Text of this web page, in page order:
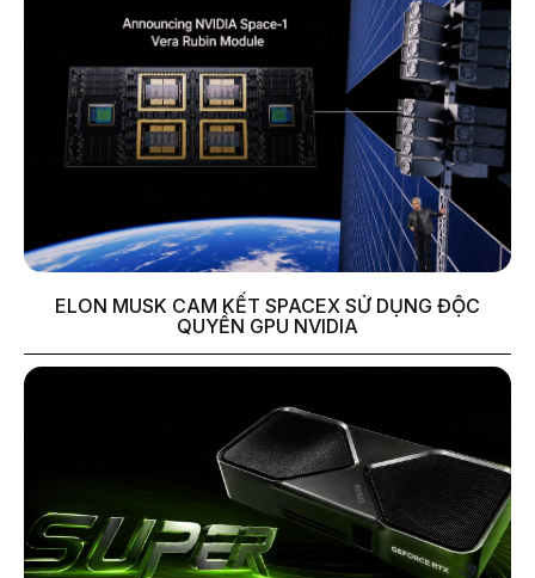
ELON MUSK CAM KẾT SPACEX SỬ DỤNG ĐỘC
QUYỀN GPU NVIDIA